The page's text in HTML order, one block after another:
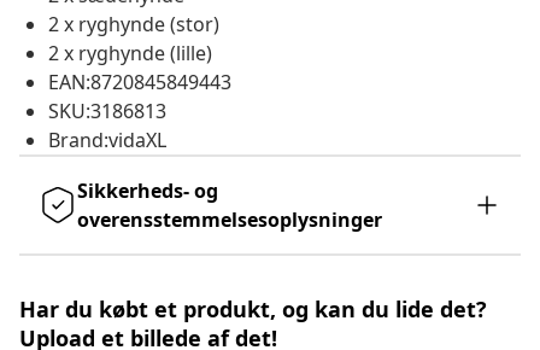
2 x ryghynde (stor)
2 x ryghynde (lille)
EAN:8720845849443
SKU:3186813
Brand:vidaXL
Sikkerheds- og
overensstemmelsesoplysninger
Har du købt et produkt, og kan du lide det?
Upload et billede af det!